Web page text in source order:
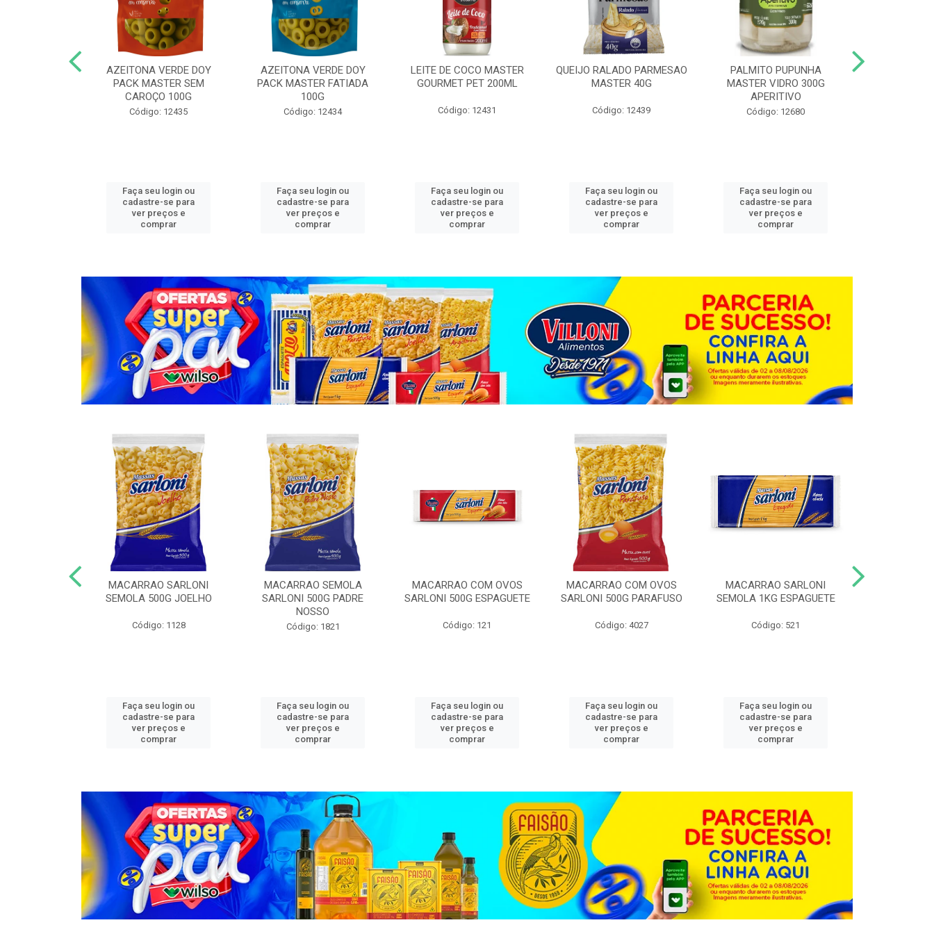
AZEITONA VERDE DOY
PACK MASTER SEM
CAROÇO 100G
Código: 12435
Faça seu login ou
cadastre-se para
ver preços e
comprar
AZEITONA VERDE DOY
PACK MASTER FATIADA
100G
Código: 12434
Faça seu login ou
cadastre-se para
ver preços e
comprar
LEITE DE COCO MASTER
GOURMET PET 200ML
Código: 12431
Faça seu login ou
cadastre-se para
ver preços e
comprar
QUEIJO RALADO PARMESAO
MASTER 40G
Código: 12439
Faça seu login ou
cadastre-se para
ver preços e
comprar
PALMITO PUPUNHA
MASTER VIDRO 300G
APERITIVO
Código: 12680
Faça seu login ou
cadastre-se para
ver preços e
comprar
MACARRAO SARLONI
SEMOLA 500G JOELHO
Código: 1128
Faça seu login ou
cadastre-se para
ver preços e
comprar
MACARRAO SEMOLA
SARLONI 500G PADRE
NOSSO
Código: 1821
Faça seu login ou
cadastre-se para
ver preços e
comprar
MACARRAO COM OVOS
SARLONI 500G ESPAGUETE
Código: 121
Faça seu login ou
cadastre-se para
ver preços e
comprar
MACARRAO COM OVOS
SARLONI 500G PARAFUSO
Código: 4027
Faça seu login ou
cadastre-se para
ver preços e
comprar
MACARRAO SARLONI
SEMOLA 1KG ESPAGUETE
Código: 521
Faça seu login ou
cadastre-se para
ver preços e
comprar